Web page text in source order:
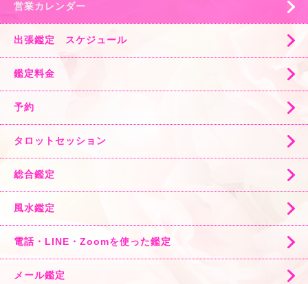
営業カレンダー
出張鑑定 スケジュール
鑑定料金
予約
タロットセッション
総合鑑定
風水鑑定
電話・LINE・Zoomを使った鑑定
メール鑑定